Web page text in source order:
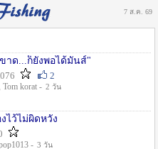
7 ส.ค. 69
าด...ก็ยังพอได้มันส์"
2
, Tom korat - 2 วัน
ไว้ไม่ผิดหวัง
- 3 วัน